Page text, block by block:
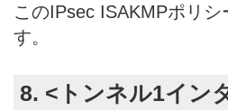
このIPsec ISAKMPポリ
す。
8. <トンネル1イン